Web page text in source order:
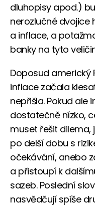
dluhopisy apod.)
nerozlučné dvojice
a inflace, a
banky na tyto
Doposud americký
inflace začala
nepřišla. Pokud ale
dostatečně nízko,
muset řešit dilema,
po delší dobu s
očekávání, anebo
a přistoupí k
sazeb. Poslední
nasvědčují spíše